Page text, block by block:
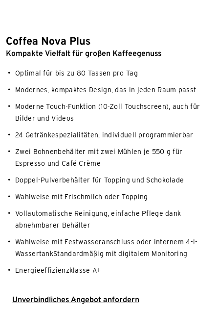
Coffea Nova Plus
Kompakte Vielfalt für großen Kaffeegenuss
Optimal für bis zu 80 Tassen pro Tag
Modernes, kompaktes Design, das in jeden Raum passt
Moderne Touch-Funktion (10-Zoll Touchscreen), auch für
Bilder und Videos
24 Getränkespezialitäten, individuell programmierbar
Zwei Bohnenbehälter mit zwei Mühlen je 550 g für
Espresso und Café Crème
Doppel-Pulverbehälter für Topping und Schokolade
Wahlweise mit Frischmilch oder Topping
Vollautomatische Reinigung, einfache Pflege dank
abnehmbarer Behälter
Wahlweise mit Festwasseranschluss oder internem 4-l-
WassertankStandardmäßig mit digitalem Monitoring
Energieeffizienzklasse A+
Unverbindliches Angebot anfordern